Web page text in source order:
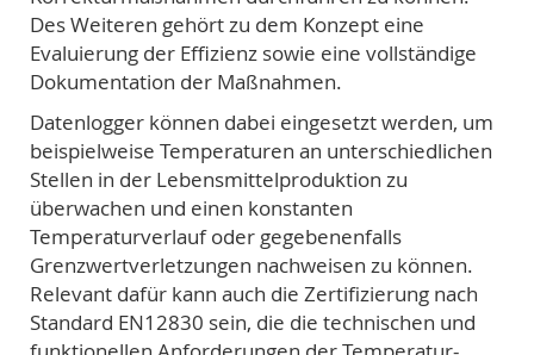
Des Weiteren gehört zu dem Konzept eine
Evaluierung der Effizienz sowie eine vollständige
Dokumentation der Maßnahmen.
Datenlogger können dabei eingesetzt werden, um
beispielweise Temperaturen an unterschiedlichen
Stellen in der Lebensmittelproduktion zu
überwachen und einen konstanten
Temperaturverlauf oder gegebenenfalls
Grenzwertverletzungen nachweisen zu können.
Relevant dafür kann auch die Zertifizierung nach
Standard EN12830 sein, die die technischen und